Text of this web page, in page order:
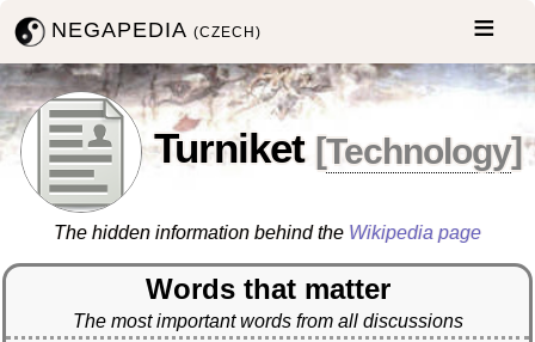
NEGAPEDIA(CZECH)
Turniket [Technology]
The hidden information behind the Wikipedia page
Words that matter
The most important words from all discussions